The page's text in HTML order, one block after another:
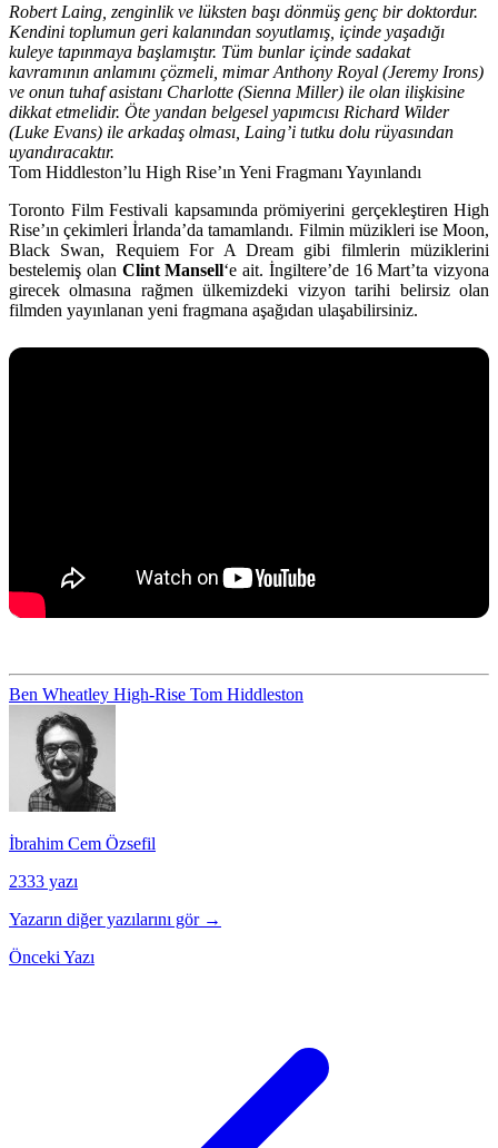
Robert Laing, zenginlik ve lüksten başı dönmüş genç bir doktordur.
Kendini toplumun geri kalanından soyutlamış, içinde yaşadığı
kuleye tapınmaya başlamıştır. Tüm bunlar içinde sadakat
kavramının anlamını çözmeli, mimar Anthony Royal (Jeremy Irons)
ve onun tuhaf asistanı Charlotte (Sienna Miller) ile olan ilişkisine
dikkat etmelidir. Öte yandan belgesel yapımcısı Richard Wilder
(Luke Evans) ile arkadaş olması, Laing’i tutku dolu rüyasından
uyandıracaktır.
Tom Hiddleston’lu High Rise’ın Yeni Fragmanı Yayınlandı
Toronto Film Festivali kapsamında prömiyerini gerçekleştiren High
Rise’ın çekimleri İrlanda’da tamamlandı. Filmin müzikleri ise Moon,
Black Swan, Requiem For A Dream gibi filmlerin müziklerini
bestelemiş olan Clint Mansell‘e ait. İngiltere’de 16 Mart’ta vizyona
girecek olmasına rağmen ülkemizdeki vizyon tarihi belirsiz olan
filmden yayınlanan yeni fragmana aşağıdan ulaşabilirsiniz.
Ben Wheatley High-Rise Tom Hiddleston
İbrahim Cem Özsefil
2333 yazı
Yazarın diğer yazılarını gör →
Önceki Yazı